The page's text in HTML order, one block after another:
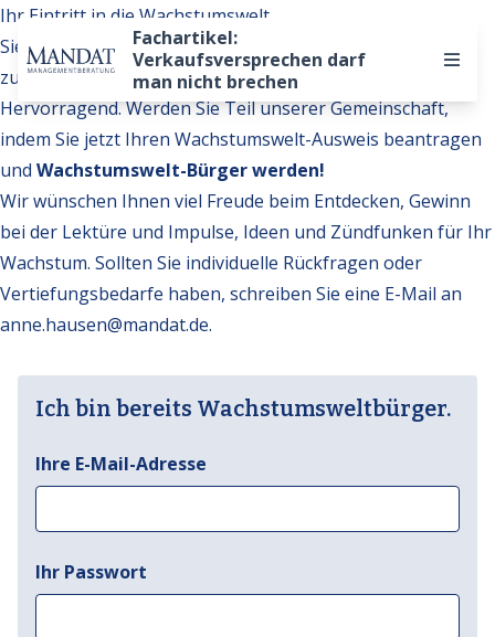
Fachartikel:
Verkaufsversprechen darf
man nicht brechen
Ihr Eintritt in die Wachstumswelt
Sie möchten auf weitere Inhalte der Wachstumswelt
zugreifen?
Hervorragend. Werden Sie Teil unserer Gemeinschaft,
indem Sie jetzt Ihren Wachstumswelt-Ausweis beantragen
und Wachstumswelt-Bürger werden!
Wir wünschen Ihnen viel Freude beim Entdecken, Gewinn
bei der Lektüre und Impulse, Ideen und Zündfunken für Ihr
Wachstum. Sollten Sie individuelle Rückfragen oder
Vertiefungsbedarfe haben, schreiben Sie eine E-Mail an
anne.hausen@mandat.de.
Ich bin bereits Wachstumsweltbürger.
Ihre E-Mail-Adresse
Ihr Passwort